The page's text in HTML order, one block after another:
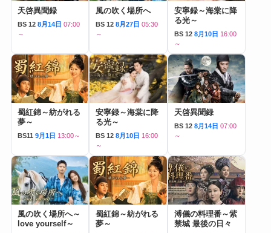
天啓異聞録
BS 12 8月14日 07:00
～
風の吹く場所へ
BS 12 8月27日 05:30
～
安寧録～海棠に降
る光～
BS 12 8月10日 16:00
～
蜀紅錦～紡がれる
夢～
BS11 9月1日 13:00～
安寧録～海棠に降
る光～
BS 12 8月10日 16:00
～
天啓異聞録
BS 12 8月14日 07:00
～
風の吹く場所へ～
love yourself～
蜀紅錦～紡がれる
夢～
溥儀の料理番～紫
禁城 最後の日々